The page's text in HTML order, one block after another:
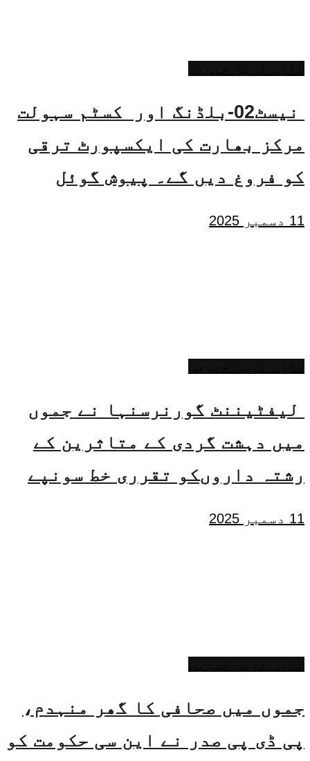
نیسٹ02-بلڈنگ اور کسٹم سہولت
مرکز بھارت کی ایکسپورٹ ترقی
کو فروغ دیں گے۔ پیوش گوئل
11 دسمبر 2025
لیفٹیننٹ گورنرسنہا نے جموں
میں دہشت گردی کے متاثرین کے
رشتہ داروںکو تقرری خط سونپے
11 دسمبر 2025
جموں میں صحافی کا گھر منہدم،
پی ڈی پی صدر نے این سی حکومت کو